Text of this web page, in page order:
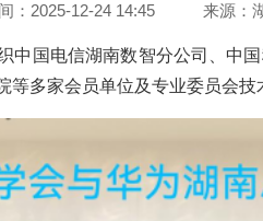
：2025-12-24 14:45 来源：
中国电信湖南数智分公司、中
等多家会员单位及专业委员会